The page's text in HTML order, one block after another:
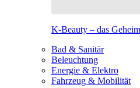
K-Beauty – das
Bad & Sanitär
Beleuchtung
Energie & Elektro
Fahrzeug & Mobilität